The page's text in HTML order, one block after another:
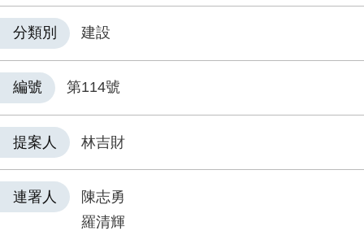
分類別 建設
編號 第114號
提案人 林吉財
連署人
陳志勇
羅清輝